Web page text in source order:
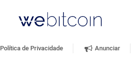
Política de Privacidade Anunciar